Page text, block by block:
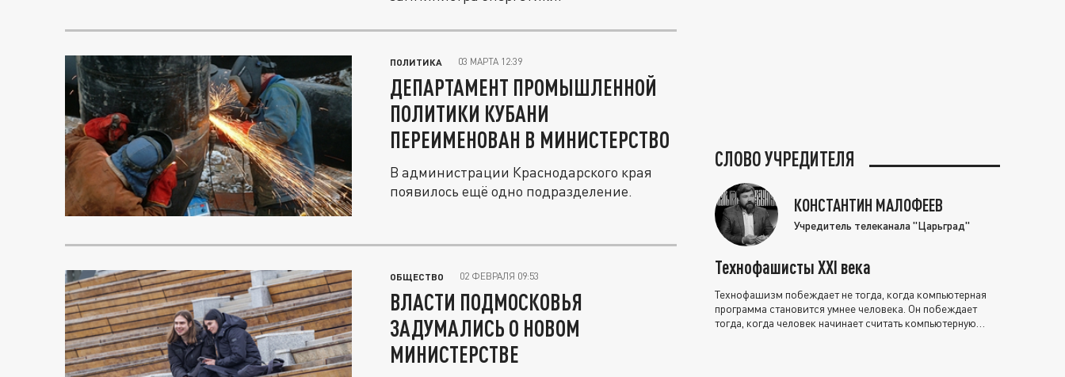
ПОЛИТИКА 03 МАРТА 12:39
ДЕПАРТАМЕНТ ПРОМЫШЛЕННОЙ
ПОЛИТИКИ КУБАНИ
ПЕРЕИМЕНОВАН В МИНИСТЕРСТВО
В администрации Краснодарского края
появилось ещё одно подразделение.
ОБЩЕСТВО 02 ФЕВРАЛЯ 09:53
ВЛАСТИ ПОДМОСКОВЬЯ
ЗАДУМАЛИСЬ О НОВОМ
МИНИСТЕРСТВЕ
СЛОВО УЧРЕДИТЕЛЯ
КОНСТАНТИН МАЛОФЕЕВ
Учредитель телеканала "Царьград"
Технофашисты XXI века
Технофашизм побеждает не тогда, когда компьютерная
программа становится умнее человека. Он побеждает
тогда, когда человек начинает считать компьютерную